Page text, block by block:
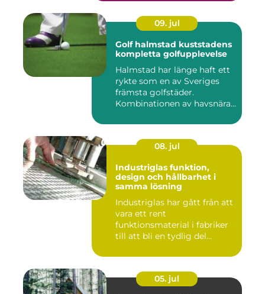
09. jul
Golf halmstad kuststadens
kompletta golfupplevelse
Halmstad har länge haft ett
rykte som en av Sveriges
främsta golfstäder.
Kombinationen av havsnära
08. jul
Industriglas funktion,
design och hållbarhet i
samma lösning
Industriglas har gått från att
vara ett rent
funktionsmaterial i fabriker
till att bli en tydlig del...
05. jul